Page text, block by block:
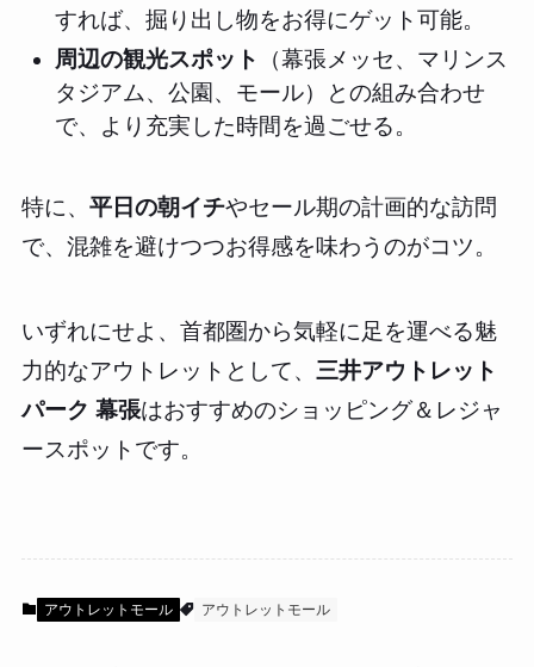
すれば、掘り出し物をお得にゲット可能。
周辺の観光スポット
（幕張メッセ、マリンス
タジアム、公園、モール）との組み合わせ
で、より充実した時間を過ごせる。
特に、 平日の朝イチやセール期の計画的な訪問
で、混雑を避けつつお得感を味わうのがコツ。
いずれにせよ、首都圏から気軽に足を運べる魅
力的なアウトレットとして、 三井アウトレット
パーク 幕張はおすすめのショッピング＆レジャ
ースポットです。
アウトレットモール アウトレットモール